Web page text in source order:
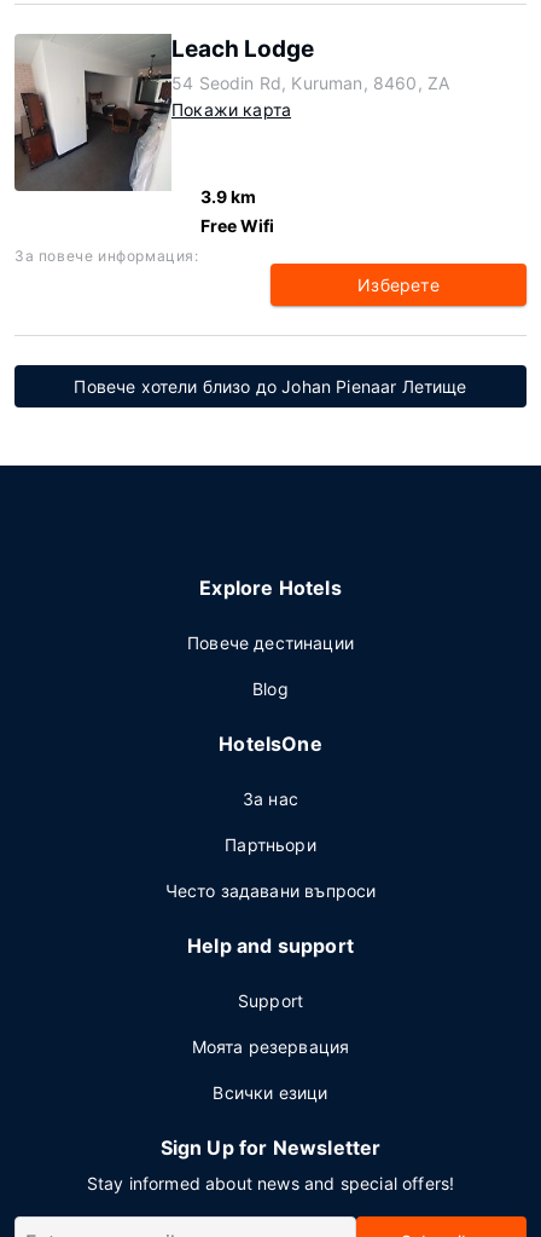
Leach Lodge
54 Seodin Rd, Kuruman, 8460, ZA
Покажи карта
3.9 km
Free Wifi
За повече информация:
Изберете
Повече хотели близо до Johan Pienaar Летище
Explore Hotels
Повече дестинации
Blog
HotelsOne
За нас
Партньори
Често задавани въпроси
Help and support
Support
Моята резервация
Всички езици
Sign Up for Newsletter
Stay informed about news and special offers!